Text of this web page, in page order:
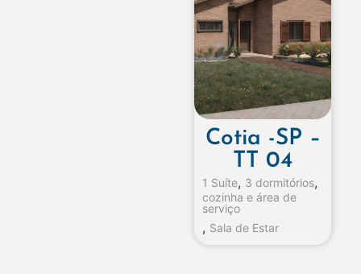
Cotia -SP –
TT 04
1 Suíte, 3 dormitórios,
cozinha e área de
serviço
, Sala de Estar